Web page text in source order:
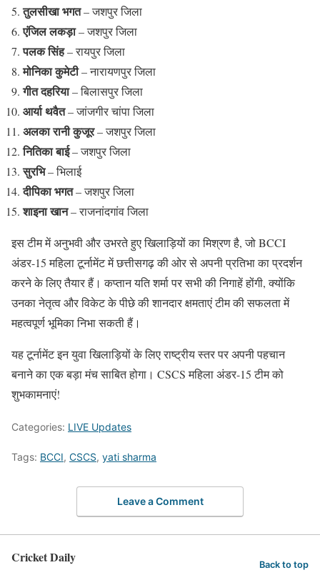
तुलसीखा भगत– जशपुर जिला
एंजिल लकड़ा– जशपुर जिला
पलक सिंह– रायपुर जिला
मोनिका कुमेटी– नारायणपुर जिला
गीत दहरिया– बिलासपुर जिला
आर्या थवैत– जांजगीर चांपा जिला
अलका रानी कुजूर– जशपुर जिला
नितिका बाई– जशपुर जिला
सुरभि– भिलाई
दीपिका भगत– जशपुर जिला
शाइना खान– राजनांदगांव जिला
इस टीम में अनुभवी और उभरते हुए खिलाड़ियों का मिश्रण है, जो BCCI
अंडर-15 महिला टूर्नामेंट में छत्तीसगढ़ की ओर से अपनी प्रतिभा का प्रदर्शन
करने के लिए तैयार हैं। कप्तान यति शर्मा पर सभी की निगाहें होंगी, क्योंकि
उनका नेतृत्व और विकेट के पीछे की शानदार क्षमताएं टीम की सफलता में
महत्वपूर्ण भूमिका निभा सकती हैं।
यह टूर्नामेंट इन युवा खिलाड़ियों के लिए राष्ट्रीय स्तर पर अपनी पहचान
बनाने का एक बड़ा मंच साबित होगा। CSCS महिला अंडर-15 टीम को
शुभकामनाएं!
Categories: LIVE Updates
Tags: BCCI, CSCS, yati sharma
Leave a Comment
Cricket Daily Back to top